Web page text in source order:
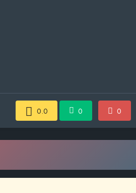
0.0 0 0